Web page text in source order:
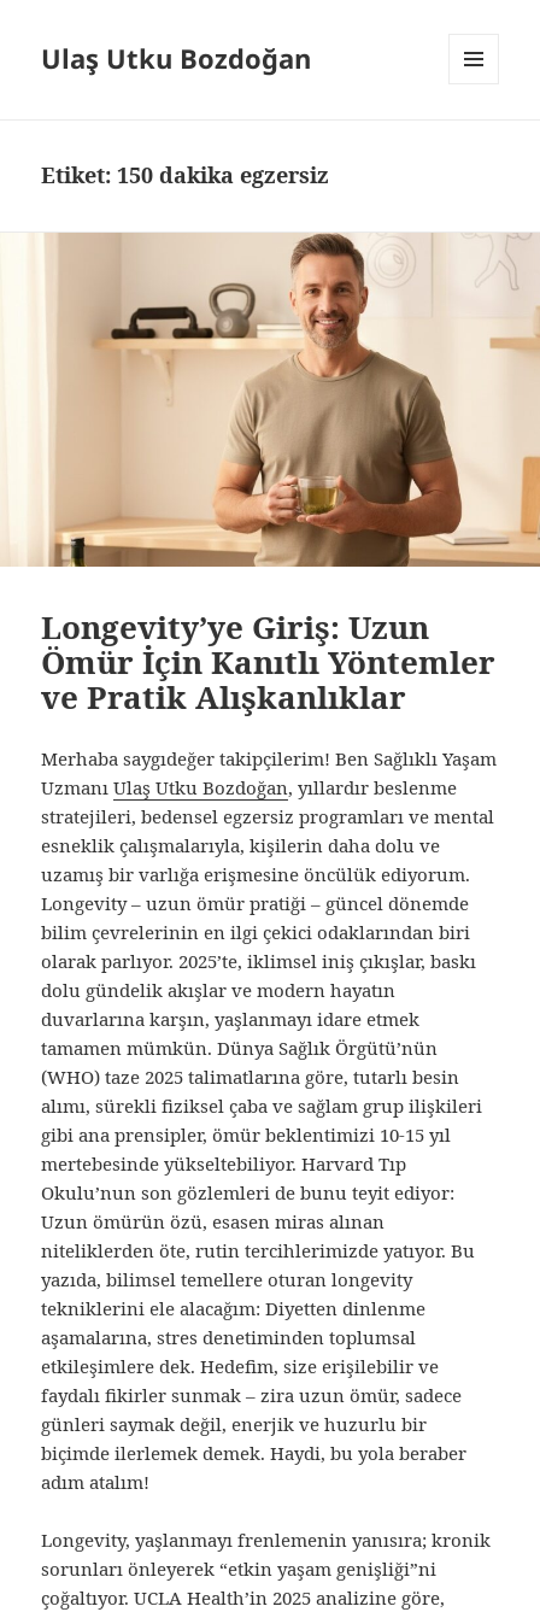
Ulaş Utku Bozdoğan
Etiket:150 dakika egzersiz
Longevity’ye Giriş: Uzun
Ömür İçin Kanıtlı Yöntemler
ve Pratik Alışkanlıklar
Merhaba saygıdeğer takipçilerim! Ben Sağlıklı Yaşam
UzmanıUlaş Utku Bozdoğan, yıllardır beslenme
stratejileri, bedensel egzersiz programları ve mental
esneklik çalışmalarıyla, kişilerin daha dolu ve
uzamış bir varlığa erişmesine öncülük ediyorum.
Longevity – uzun ömür pratiği – güncel dönemde
bilim çevrelerinin en ilgi çekici odaklarından biri
olarak parlıyor. 2025’te, iklimsel iniş çıkışlar, baskı
dolu gündelik akışlar ve modern hayatın
duvarlarına karşın, yaşlanmayı idare etmek
tamamen mümkün. Dünya Sağlık Örgütü’nün
(WHO) taze 2025 talimatlarına göre, tutarlı besin
alımı, sürekli fiziksel çaba ve sağlam grup ilişkileri
gibi ana prensipler, ömür beklentimizi 10-15 yıl
mertebesinde yükseltebiliyor. Harvard Tıp
Okulu’nun son gözlemleri de bunu teyit ediyor:
Uzun ömürün özü, esasen miras alınan
niteliklerden öte, rutin tercihlerimizde yatıyor. Bu
yazıda, bilimsel temellere oturan longevity
tekniklerini ele alacağım: Diyetten dinlenme
aşamalarına, stres denetiminden toplumsal
etkileşimlere dek. Hedefim, size erişilebilir ve
faydalı fikirler sunmak – zira uzun ömür, sadece
günleri saymak değil, enerjik ve huzurlu bir
biçimde ilerlemek demek. Haydi, bu yola beraber
adım atalım!
Longevity, yaşlanmayı frenlemenin yanısıra; kronik
sorunları önleyerek “etkin yaşam genişliği”ni
çoğaltıyor. UCLA Health’in 2025 analizine göre,